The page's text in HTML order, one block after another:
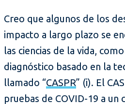
Creo que algunos de los
impacto a largo plazo se
las ciencias de la vida,
diagnóstico basado en la
llamado “CASPR” (i). El
pruebas de COVID-19 a un